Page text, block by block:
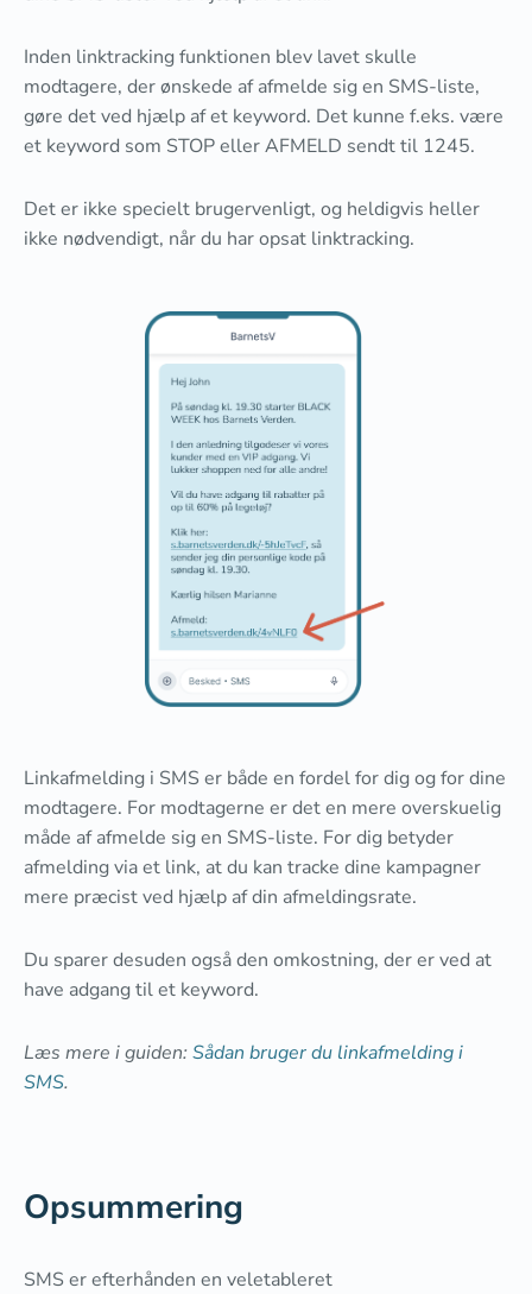
Inden linktracking funktionen blev lavet skulle
modtagere, der ønskede af afmelde sig en SMS-liste,
gøre det ved hjælp af et keyword. Det kunne f.eks. være
et keyword som STOP eller AFMELD sendt til 1245.
Det er ikke specielt brugervenligt, og heldigvis heller
ikke nødvendigt, når du har opsat linktracking.
Linkafmelding i SMS er både en fordel for dig og for dine
modtagere. For modtagerne er det en mere overskuelig
måde af afmelde sig en SMS-liste. For dig betyder
afmelding via et link, at du kan tracke dine kampagner
mere præcist ved hjælp af din afmeldingsrate.
Du sparer desuden også den omkostning, der er ved at
have adgang til et keyword.
Læs mere i guiden:Sådan bruger du linkafmelding i
SMS.
Opsummering
SMS er efterhånden en veletableret